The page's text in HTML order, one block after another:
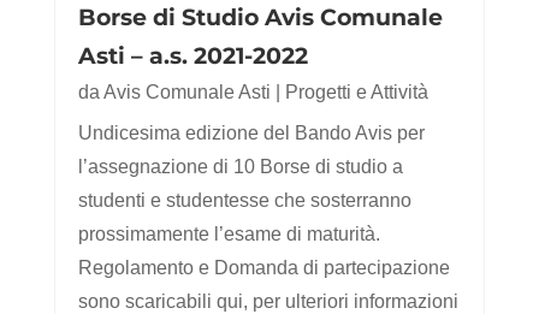
Borse di Studio Avis Comunale
Asti – a.s. 2021-2022
da Avis Comunale Asti
Progetti e Attività
Undicesima edizione del Bando Avis per
l’assegnazione di 10 Borse di studio a
studenti e studentesse che sosterranno
prossimamente l’esame di maturità.
Regolamento e Domanda di partecipazione
sono scaricabili qui, per ulteriori informazioni